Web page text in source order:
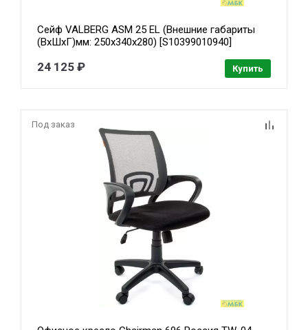
Сейф VALBERG ASM 25 EL (Внешние габариты
(ВхШхГ)мм: 250х340х280) [S10399010940]
24 125 ₽ Купить
Под заказ